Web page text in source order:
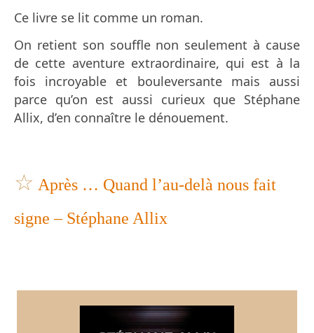
Ce livre se lit comme un roman.
On retient son souffle non seulement à cause
de cette aventure extraordinaire, qui est à la
fois incroyable et bouleversante mais aussi
parce qu’on est aussi curieux que Stéphane
Allix, d’en connaître le dénouement.
☆ Après … Quand l’au-delà nous fait
signe – Stéphane Allix